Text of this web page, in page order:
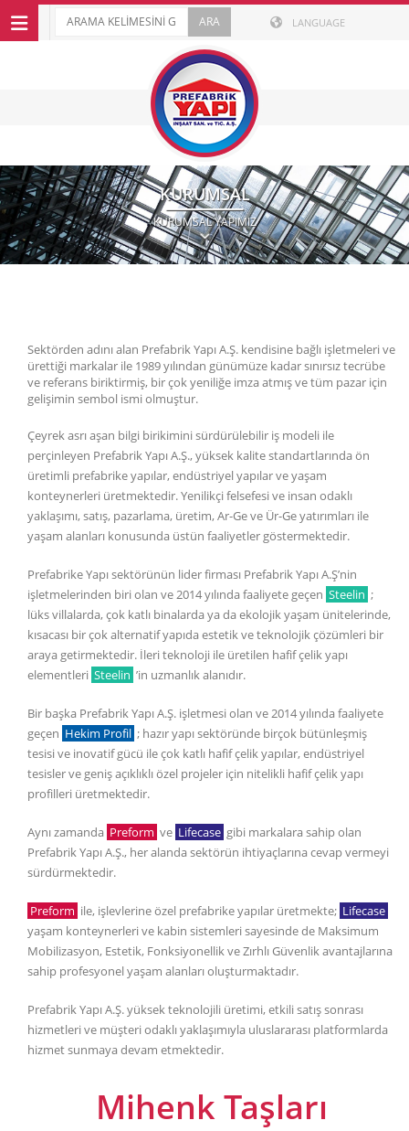
LANGUAGE
KURUMSAL
KURUMSAL YAPIMIZ
Sektörden adını alan Prefabrik Yapı A.Ş. kendisine bağlı işletmeleri ve
ürettiği markalar ile 1989 yılından günümüze kadar sınırsız tecrübe
ve referans biriktirmiş, bir çok yeniliğe imza atmış ve tüm pazar için
gelişimin sembol ismi olmuştur.
Çeyrek asrı aşan bilgi birikimini sürdürülebilir iş modeli ile
perçinleyen Prefabrik Yapı A.Ş., yüksek kalite standartlarında ön
üretimli prefabrike yapılar, endüstriyel yapılar ve yaşam
konteynerleri üretmektedir. Yenilikçi felsefesi ve insan odaklı
yaklaşımı, satış, pazarlama, üretim, Ar-Ge ve Ür-Ge yatırımları ile
yaşam alanları konusunda üstün faaliyetler göstermektedir.
Prefabrike Yapı sektörünün lider firması Prefabrik Yapı A.Ş’nin
işletmelerinden biri olan ve 2014 yılında faaliyete geçen Steelin ;
lüks villalarda, çok katlı binalarda ya da ekolojik yaşam ünitelerinde,
kısacası bir çok alternatif yapıda estetik ve teknolojik çözümleri bir
araya getirmektedir. İleri teknoloji ile üretilen hafif çelik yapı
elementleri Steelin ’in uzmanlık alanıdır.
Bir başka Prefabrik Yapı A.Ş. işletmesi olan ve 2014 yılında faaliyete
geçen Hekim Profil ; hazır yapı sektöründe birçok bütünleşmiş
tesisi ve inovatif gücü ile çok katlı hafif çelik yapılar, endüstriyel
tesisler ve geniş açıklıklı özel projeler için nitelikli hafif çelik yapı
profilleri üretmektedir.
Aynı zamanda Preform ve Lifecase gibi markalara sahip olan
Prefabrik Yapı A.Ş., her alanda sektörün ihtiyaçlarına cevap vermeyi
sürdürmektedir.
Preform ile, işlevlerine özel prefabrike yapılar üretmekte; Lifecase
yaşam konteynerleri ve kabin sistemleri sayesinde de Maksimum
Mobilizasyon, Estetik, Fonksiyonellik ve Zırhlı Güvenlik avantajlarına
sahip profesyonel yaşam alanları oluşturmaktadır.
Prefabrik Yapı A.Ş. yüksek teknolojili üretimi, etkili satış sonrası
hizmetleri ve müşteri odaklı yaklaşımıyla uluslararası platformlarda
hizmet sunmaya devam etmektedir.
Mihenk Taşları